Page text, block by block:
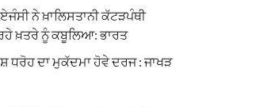
ਨੇ ਖ਼ਾਲਿਸਤਾਨੀ ਕੱਟੜਪੰਥੀ
ਖ਼ਤਰੇ ਨੂੰ ਕਬੂਲਿਆ: ਭਾਰਤ
ਧਰੋਹ ਦਾ ਮੁਕੱਦਮਾ ਹੋਵੇ ਦਰਜ : ਜਾਖੜ